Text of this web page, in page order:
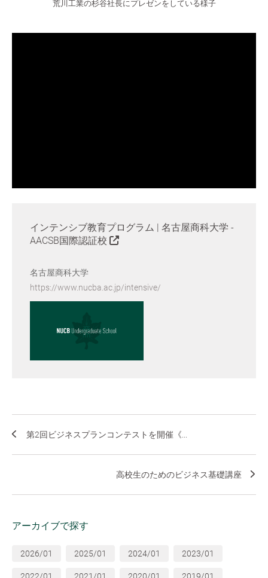
荒川工業の杉谷社長にプレゼンをしている様子
インテンシブ教育プログラム | 名古屋商科大学 -
AACSB国際認証校
名古屋商科大学
https://www.nucba.ac.jp/intensive/
第2回ビジネスプランコンテストを開催《...
高校生のためのビジネス基礎講座
アーカイブで探す
2026/01 2025/01 2024/01 2023/01
2022/01 2021/01 2020/01 2019/01